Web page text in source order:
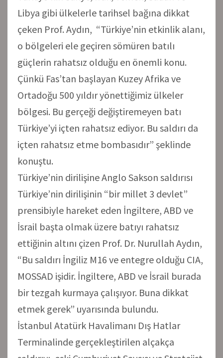
Libya gibi ülkelerle tarihsel bağına dikkat
çeken Prof. Aydın, “Türkiye’nin etkinlik alanı,
o bölgeleri ele geçiren sömüren batılı
güçlerin rahatsız olduğu en önemli konu.
Çünkü Fas’tan başlayan Kuzey Afrika ve
Ortadoğu 500 yıldır yönettiğimiz ülkeler
bölgesi. Bu gerçeği değiştiremeyen batı
Türkiye’yi içten rahatsız ediyor. Bu saldırı da
içten rahatsız etme bombasıdır” şeklinde
konuştu.
Türkiye’nin dirilişine Anglo Sakson saldırısı
Türkiye’nin dirilişinin “bir millet 3 devlet”
prensibiyle hareket eden İngiltere, ABD ve
İsrail başta olmak üzere batıyı rahatsız
ettiğinin altını çizen Prof. Dr. Nurullah Aydın,
“Bu saldırı İngiliz M16 ve entegre olduğu CIA,
MOSSAD işidir. İngiltere, ABD ve İsrail burada
bir tezgah kurmaya çalışıyor. Buna dikkat
etmek gerek” uyarısında bulundu.
İstanbul Atatürk Havalimanı Dış Hatlar
Terminalinde gerçekleştirilen alçakça